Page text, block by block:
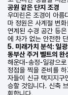
공원 같은 단지 조경
우미린은 조경이 아름
마 정원은 사계절 변
연계된 수경 공간 등
에 차가 없는 안전한
5. 미래가치 분석: 일
동부산 주거 벨트의 완
해운대-송정-일광으
정점을 찍을 준비를
자들이 신규 택지지구
승할 것입니다. 신축